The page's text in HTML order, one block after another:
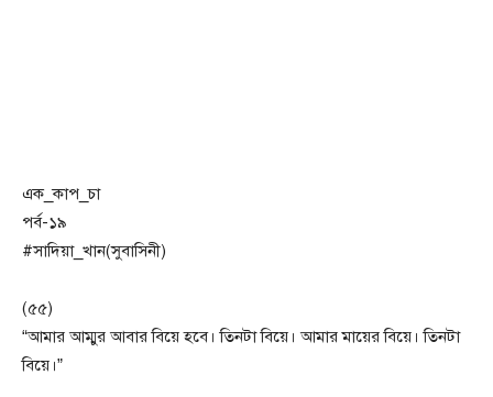
এক_কাপ_চা
পর্ব-১৯
#সাদিয়া_খান(সুবাসিনী)
(৫৫)
“আমার আম্মুর আবার বিয়ে হবে। তিনটা বিয়ে। আমার মায়ের বিয়ে। তিনটা
বিয়ে।”